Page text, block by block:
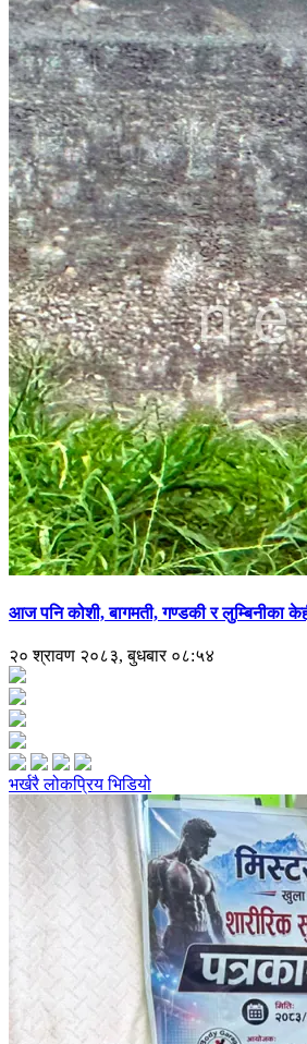
आज पनि कोशी, बागमती, गण्डकी र लुम्बिनीका केही
२० श्रावण २०८३, बुधबार ०८:५४
भर्खरैलोकप्रियभिडियो